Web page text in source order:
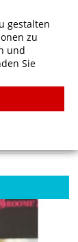
gestalten
zu
und
Sie